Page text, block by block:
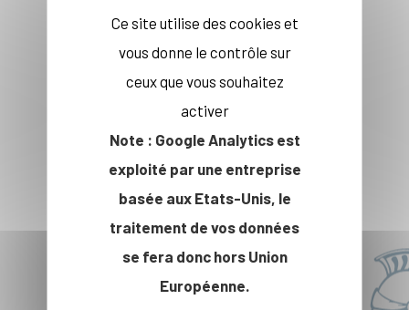
Axe Enseignement +
Ce site utilise des cookies et
vous donne le contrôle sur
ceux que vous souhaitez
activer
Note : Google Analytics est
exploité par une entreprise
basée aux Etats-Unis, le
traitement de vos données
se fera donc hors Union
Européenne.